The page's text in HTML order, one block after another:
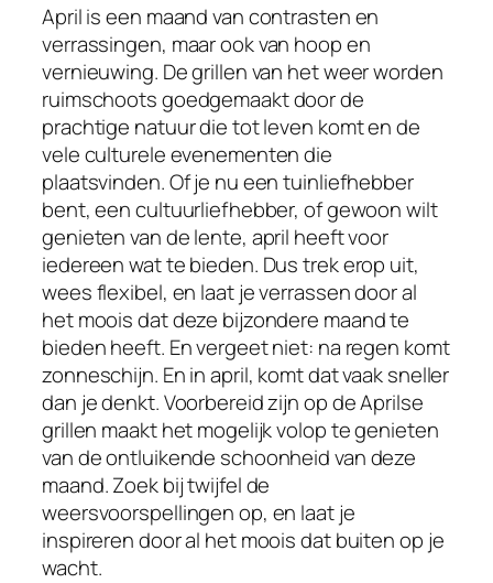
April is een maand van contrasten en
verrassingen, maar ook van hoop en
vernieuwing. De grillen van het weer worden
ruimschoots goedgemaakt door de
prachtige natuur die tot leven komt en de
vele culturele evenementen die
plaatsvinden. Of je nu een tuinliefhebber
bent, een cultuurliefhebber, of gewoon wilt
genieten van de lente, april heeft voor
iedereen wat te bieden. Dus trek erop uit,
wees flexibel, en laat je verrassen door al
het moois dat deze bijzondere maand te
bieden heeft. En vergeet niet: na regen komt
zonneschijn. En in april, komt dat vaak sneller
dan je denkt. Voorbereid zijn op de Aprilse
grillen maakt het mogelijk volop te genieten
van de ontluikende schoonheid van deze
maand. Zoek bij twijfel de
weersvoorspellingen op, en laat je
inspireren door al het moois dat buiten op je
wacht.